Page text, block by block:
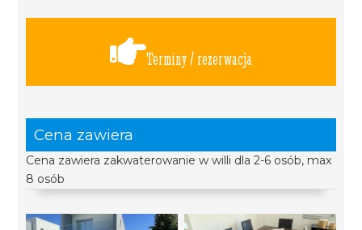
Terminy / rezerwacja
Cena zawiera
Cena zawiera zakwaterowanie w willi dla 2-6 osób, max
8 osób